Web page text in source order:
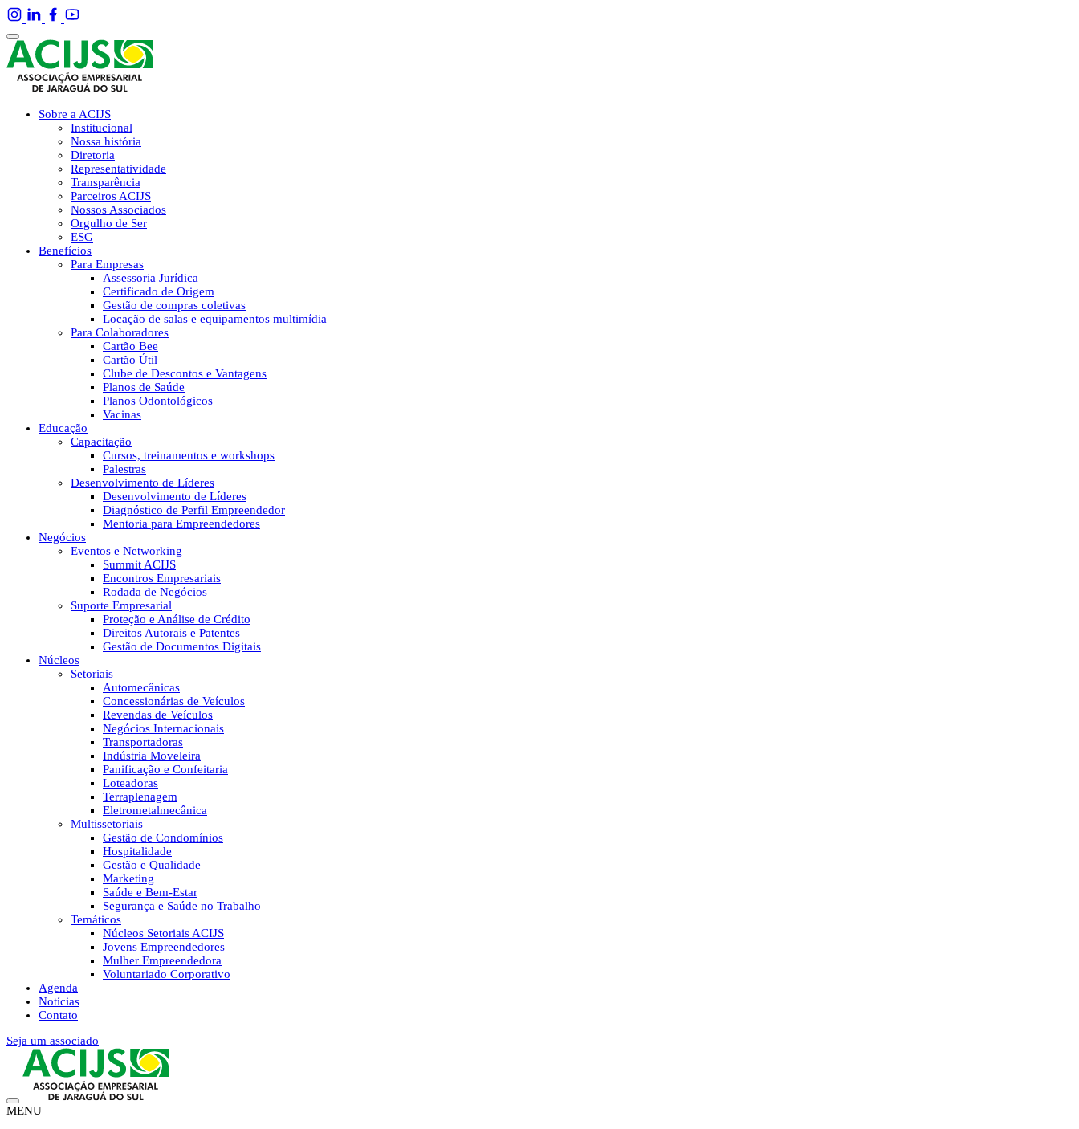
Sobre a ACIJS
Institucional
Nossa história
Diretoria
Representatividade
Transparência
Parceiros ACIJS
Nossos Associados
Orgulho de Ser
ESG
Benefícios
Para Empresas
Assessoria Jurídica
Certificado de Origem
Gestão de compras coletivas
Locação de salas e equipamentos multimídia
Para Colaboradores
Cartão Bee
Cartão Útil
Clube de Descontos e Vantagens
Planos de Saúde
Planos Odontológicos
Vacinas
Educação
Capacitação
Cursos, treinamentos e workshops
Palestras
Desenvolvimento de Líderes
Desenvolvimento de Líderes
Diagnóstico de Perfil Empreendedor
Mentoria para Empreendedores
Negócios
Eventos e Networking
Summit ACIJS
Encontros Empresariais
Rodada de Negócios
Suporte Empresarial
Proteção e Análise de Crédito
Direitos Autorais e Patentes
Gestão de Documentos Digitais
Núcleos
Setoriais
Automecânicas
Concessionárias de Veículos
Revendas de Veículos
Negócios Internacionais
Transportadoras
Indústria Moveleira
Panificação e Confeitaria
Loteadoras
Terraplenagem
Eletrometalmecânica
Multissetoriais
Gestão de Condomínios
Hospitalidade
Gestão e Qualidade
Marketing
Saúde e Bem-Estar
Segurança e Saúde no Trabalho
Temáticos
Núcleos Setoriais ACIJS
Jovens Empreendedores
Mulher Empreendedora
Voluntariado Corporativo
Agenda
Notícias
Contato
Seja um associado
MENU